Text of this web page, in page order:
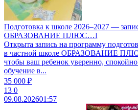
Подготовка к школе 2026–2027 —
ОБРАЗОВАНИЕ ПЛЮС…I
Открыта запись на программу
в частной школе ОБРАЗОВАНИЕ
чтобы ваш ребенок уверенно,
обучение в...
35 000 ₽
13 0
09.08.202601:57